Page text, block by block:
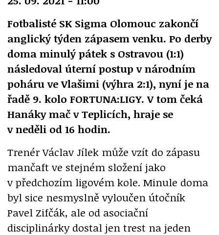
Fotbalisté SK Sigma Olomouc zakončí
anglický týden zápasem venku. Po derby
doma minulý pátek s Ostravou (1:1)
následoval úterní postup v národním
poháru ve Vlašimi (výhra 2:1), nyní je na
řadě 9. kolo FORTUNA:LIGY. V tom čeká
Hanáky mač v Teplicích, hraje se
v neděli od 16 hodin.
Trenér Václav Jílek může vzít do zápasu
mančaft ve stejném složení jako
v předchozím ligovém kole. Minule doma
byl sice nesmyslně vyloučen útočník
Pavel Zifčák, ale od asociační
disciplinárky dostal jen trest na jeden